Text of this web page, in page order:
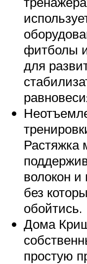
фитболы
для
Растяжка
волокон и
без
обойтись.
Дома
простую